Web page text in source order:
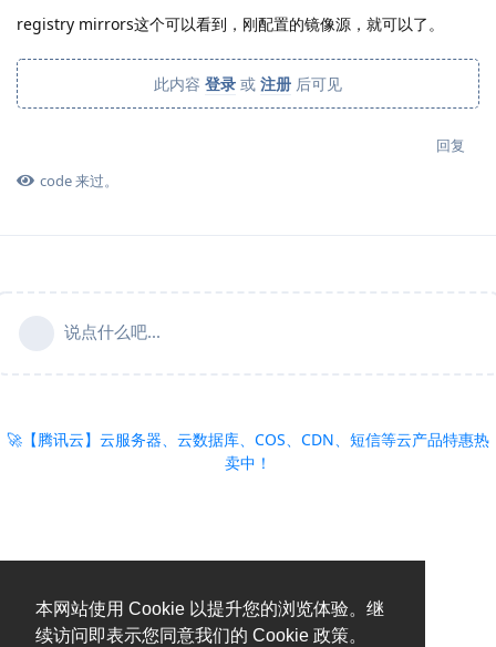
本网站使用 Cookie 以提升您的浏览体验。继
续访问即表示您同意我们的 Cookie 政策。
registry mirrors这个可以看到，刚配置的镜像源，就可以了。
此内容 登录 或 注册 后可见
回复
code来过。
说点什么吧...
🚀【腾讯云】云服务器、云数据库、COS、CDN、短信等云产品特惠热
卖中！